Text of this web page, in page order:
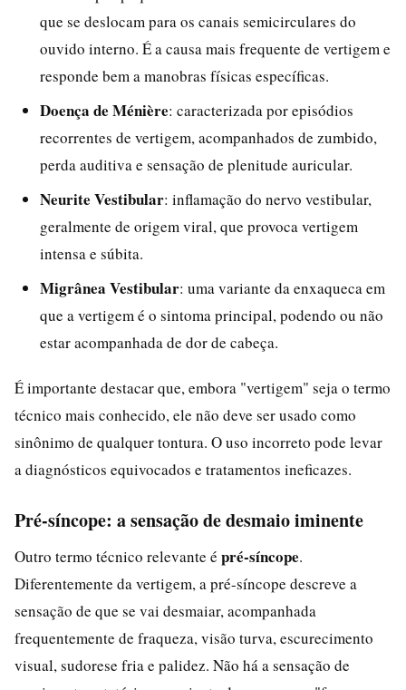
que se deslocam para os canais semicirculares do
ouvido interno. É a causa mais frequente de vertigem e
responde bem a manobras físicas específicas.
Doença de Ménière: caracterizada por episódios
recorrentes de vertigem, acompanhados de zumbido,
perda auditiva e sensação de plenitude auricular.
Neurite Vestibular: inflamação do nervo vestibular,
geralmente de origem viral, que provoca vertigem
intensa e súbita.
Migrânea Vestibular: uma variante da enxaqueca em
que a vertigem é o sintoma principal, podendo ou não
estar acompanhada de dor de cabeça.
É importante destacar que, embora "vertigem" seja o termo
técnico mais conhecido, ele não deve ser usado como
sinônimo de qualquer tontura. O uso incorreto pode levar
a diagnósticos equivocados e tratamentos ineficazes.
Pré-síncope: a sensação de desmaio iminente
Outro termo técnico relevante é pré-síncope.
Diferentemente da vertigem, a pré-síncope descreve a
sensação de que se vai desmaiar, acompanhada
frequentemente de fraqueza, visão turva, escurecimento
visual, sudorese fria e palidez. Não há a sensação de